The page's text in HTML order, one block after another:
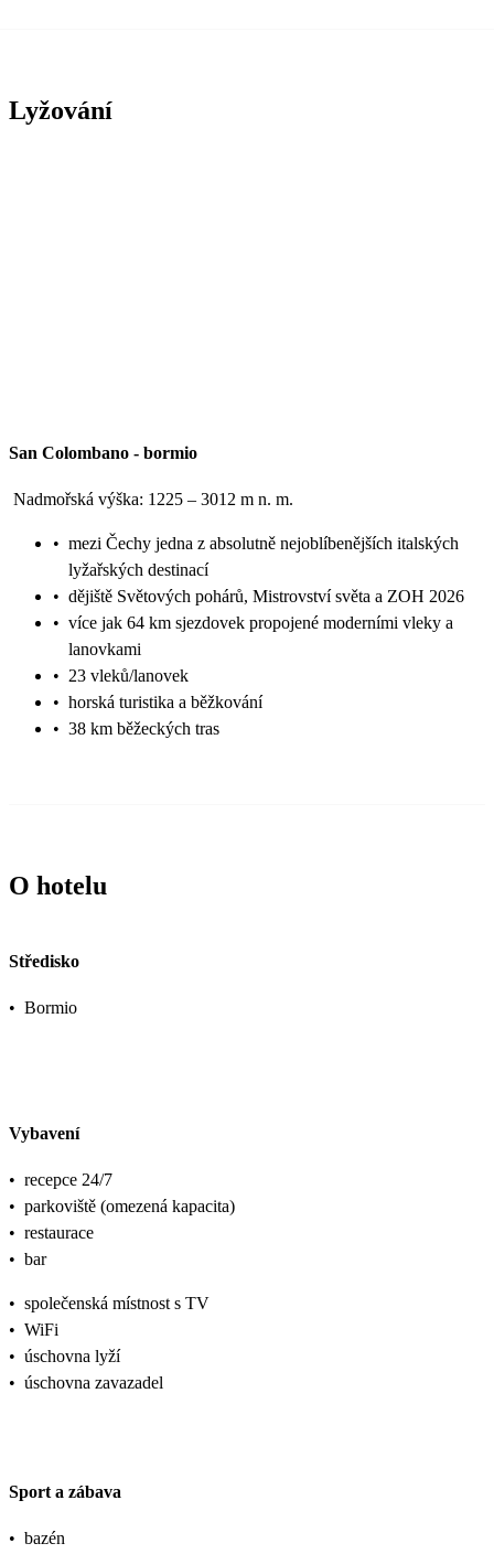
Lyžování
San Colombano - bormio
Nadmořská výška: 1225 – 3012 m n. m.
• mezi Čechy jedna z absolutně nejoblíbenějších italských
lyžařských destinací
• dějiště Světových pohárů, Mistrovství světa a ZOH 2026
• více jak 64 km sjezdovek propojené moderními vleky a
lanovkami
• 23 vleků/lanovek
• horská turistika a běžkování
• 38 km běžeckých tras
O hotelu
Středisko
• Bormio
Vybavení
• recepce 24/7
• parkoviště (omezená kapacita)
• restaurace
• bar
• společenská místnost s TV
• WiFi
• úschovna lyží
• úschovna zavazadel
Sport a zábava
• bazén